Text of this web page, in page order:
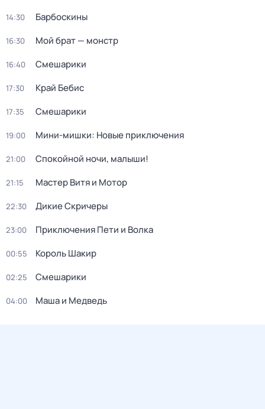
14:30 Барбоскины
16:30 Мой брат — монстр
16:40 Смешарики
17:30 Край Бебис
17:35 Смешарики
19:00 Мини-мишки: Новые приключения
21:00 Спокойной ночи, малыши!
21:15 Мастер Витя и Мотор
22:30 Дикие Скричеры
23:00 Приключения Пети и Волка
00:55 Король Шакир
02:25 Смешарики
04:00 Маша и Медведь